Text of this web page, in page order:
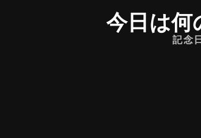
今日は何
記念